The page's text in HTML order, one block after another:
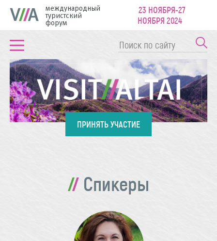
международный
туристский
форум
23 НОЯБРЯ-27
НОЯБРЯ 2024
ПРИНЯТЬ УЧАСТИЕ
Спикеры